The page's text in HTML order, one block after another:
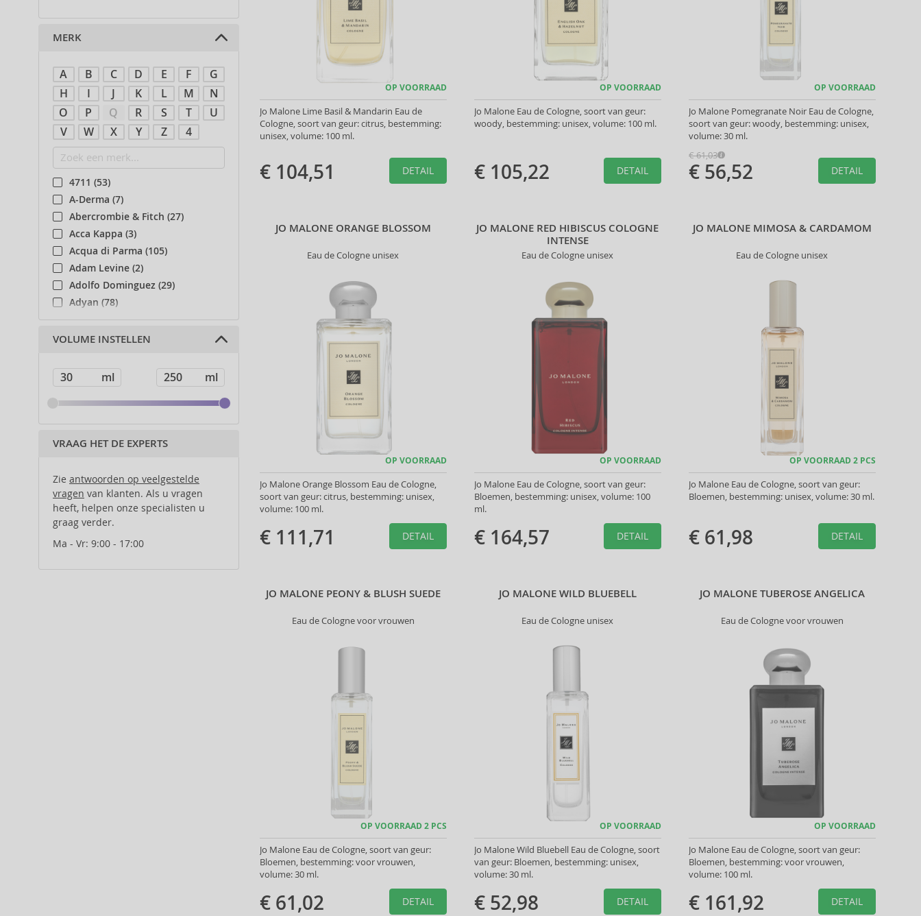
OP VOORRAAD
Jo Malone Lime Basil & Mandarin Eau de
Cologne, soort van geur: citrus, bestemming:
unisex, volume: 100 ml.
€ 104,51 DETAIL
OP VOORRAAD
Jo Malone Eau de Cologne, soort van geur:
woody, bestemming: unisex, volume: 100 ml.
€ 105,22 DETAIL
OP VOORRAAD
Jo Malone Pomegranate Noir Eau de Cologne,
soort van geur: woody, bestemming: unisex,
volume: 30 ml.
€ 61,03
€ 56,52 DETAIL
JO MALONE ORANGE BLOSSOM
Eau de Cologne unisex
OP VOORRAAD
Jo Malone Orange Blossom Eau de Cologne,
soort van geur: citrus, bestemming: unisex,
volume: 100 ml.
€ 111,71 DETAIL
JO MALONE RED HIBISCUS COLOGNE
INTENSE
Eau de Cologne unisex
OP VOORRAAD
Jo Malone Eau de Cologne, soort van geur:
Bloemen, bestemming: unisex, volume: 100
ml.
€ 164,57 DETAIL
JO MALONE MIMOSA & CARDAMOM
Eau de Cologne unisex
OP VOORRAAD 2 PCS
Jo Malone Eau de Cologne, soort van geur:
Bloemen, bestemming: unisex, volume: 30 ml.
€ 61,98 DETAIL
JO MALONE PEONY & BLUSH SUEDE
Eau de Cologne voor vrouwen
OP VOORRAAD 2 PCS
Jo Malone Eau de Cologne, soort van geur:
Bloemen, bestemming: voor vrouwen,
volume: 30 ml.
€ 61,02 DETAIL
JO MALONE WILD BLUEBELL
Eau de Cologne unisex
OP VOORRAAD
Jo Malone Wild Bluebell Eau de Cologne, soort
van geur: Bloemen, bestemming: unisex,
volume: 30 ml.
€ 52,98 DETAIL
JO MALONE TUBEROSE ANGELICA
Eau de Cologne voor vrouwen
OP VOORRAAD
Jo Malone Eau de Cologne, soort van geur:
Bloemen, bestemming: voor vrouwen,
volume: 100 ml.
€ 161,92 DETAIL
MERK
A B C D E F
G
H
I J K L M
N
O
P Q R S T
U
V
W X Y Z 4
4711 (53)
A-Derma (7)
Abercrombie & Fitch (27)
Acca Kappa (3)
Acqua di Parma (105)
Adam Levine (2)
Adolfo Dominguez (29)
Adyan (78)
Affinage (1)
Afnan (83)
Ahava (49)
Aigner (42)
Ajmal (87)
Al Haramain (178)
Al Wataniah (79)
Alcina (156)
Alexander McQueen (2)
Alexandre.J (31)
Alfaparf Milano (175)
Alfred Sung (7)
VOLUME INSTELLEN
VRAAG HET DE EXPERTS
Zie antwoorden op veelgestelde
vragen van klanten. Als u vragen
heeft, helpen onze specialisten u
graag verder.
Ma - Vr: 9:00 - 17:00